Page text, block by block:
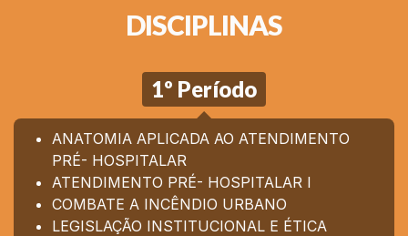
DISCIPLINAS
1º Período
ANATOMIA APLICADA AO ATENDIMENTO
PRÉ- HOSPITALAR
ATENDIMENTO PRÉ- HOSPITALAR I
COMBATE A INCÊNDIO URBANO
LEGISLAÇÃO INSTITUCIONAL E ÉTICA